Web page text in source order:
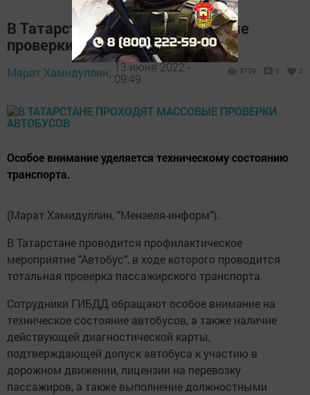
В Татарстане проходят массовые
проверки автобусов
Марат Хамидуллин, 13 июня 2022 -
09:49
3709 0 0
Особое внимание уделяется техническому состоянию
транспорта.
(Марат Хамидуллин, "Мензеля-информ").
В Татарстане проводится профилактическое
мероприятие "Автобус", в ходе которого проводится
тотальная проверка пассажирского транспорта.
Сотрудники ГИБДД обращают особое внимание на
техническое состояние автобусов, а также наличие
действующей диагностической карты,
подтверждающей допуск автобуса к участию в
дорожном движении, лицензии на перевозку
пассажиров, а также выполнение должностными